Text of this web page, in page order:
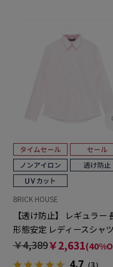
BRICK HOUSE
【透け防止】 レギュラー
形態安定 レディースシャツ
￥4,389￥2,631
4.7（3）